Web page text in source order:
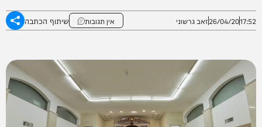
17:52
26/04/20זאב גרשוני אין תגובות שיתוף הכתבה